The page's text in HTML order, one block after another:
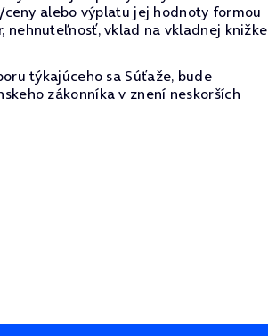
alebo výplatu jej hodnoty formou
nehnuteľnosť, vklad na vkladnej knižke
týkajúceho sa Súťaže, bude
zákonníka v znení neskorších